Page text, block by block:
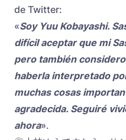
de Twitter:
«Soy Yuu Kobayashi.
difícil aceptar que mi
pero también
haberla interpretado
muchas cosas
agradecida. Seguiré
ahora».